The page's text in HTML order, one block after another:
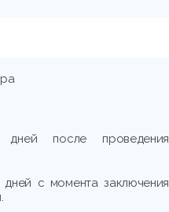
после проведения
дней с момента заключения